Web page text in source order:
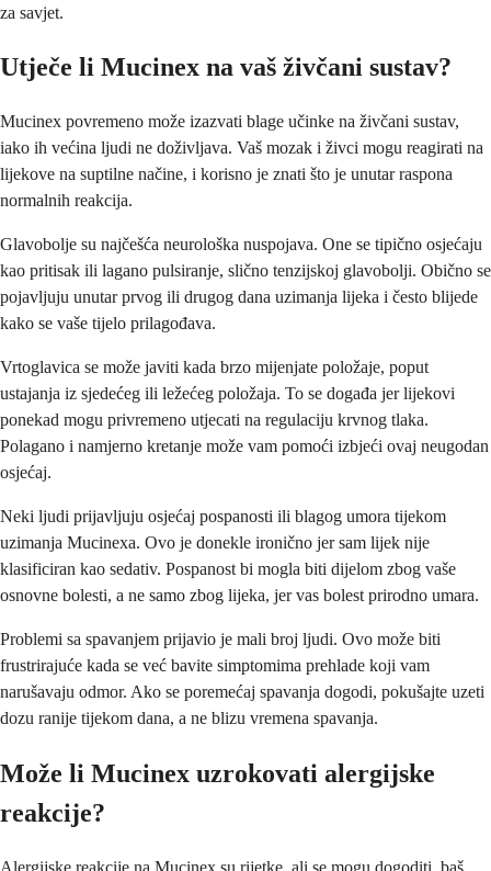
za savjet.
Utječe li Mucinex na vaš živčani sustav?
Mucinex povremeno može izazvati blage učinke na živčani sustav,
iako ih većina ljudi ne doživljava. Vaš mozak i živci mogu reagirati na
lijekove na suptilne načine, i korisno je znati što je unutar raspona
normalnih reakcija.
Glavobolje su najčešća neurološka nuspojava. One se tipično osjećaju
kao pritisak ili lagano pulsiranje, slično tenzijskoj glavobolji. Obično se
pojavljuju unutar prvog ili drugog dana uzimanja lijeka i često blijede
kako se vaše tijelo prilagođava.
Vrtoglavica se može javiti kada brzo mijenjate položaje, poput
ustajanja iz sjedećeg ili ležećeg položaja. To se događa jer lijekovi
ponekad mogu privremeno utjecati na regulaciju krvnog tlaka.
Polagano i namjerno kretanje može vam pomoći izbjeći ovaj neugodan
osjećaj.
Neki ljudi prijavljuju osjećaj pospanosti ili blagog umora tijekom
uzimanja Mucinexa. Ovo je donekle ironično jer sam lijek nije
klasificiran kao sedativ. Pospanost bi mogla biti dijelom zbog vaše
osnovne bolesti, a ne samo zbog lijeka, jer vas bolest prirodno umara.
Problemi sa spavanjem prijavio je mali broj ljudi. Ovo može biti
frustrirajuće kada se već bavite simptomima prehlade koji vam
narušavaju odmor. Ako se poremećaj spavanja dogodi, pokušajte uzeti
dozu ranije tijekom dana, a ne blizu vremena spavanja.
Može li Mucinex uzrokovati alergijske
reakcije?